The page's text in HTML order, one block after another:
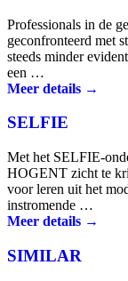
Professionals in de
geconfronteerd met
steeds minder
een …
Meer details →
SELFIE
Met het SELFIE-
HOGENT zicht te
voor leren uit het
instromende …
Meer details →
SIMILAR